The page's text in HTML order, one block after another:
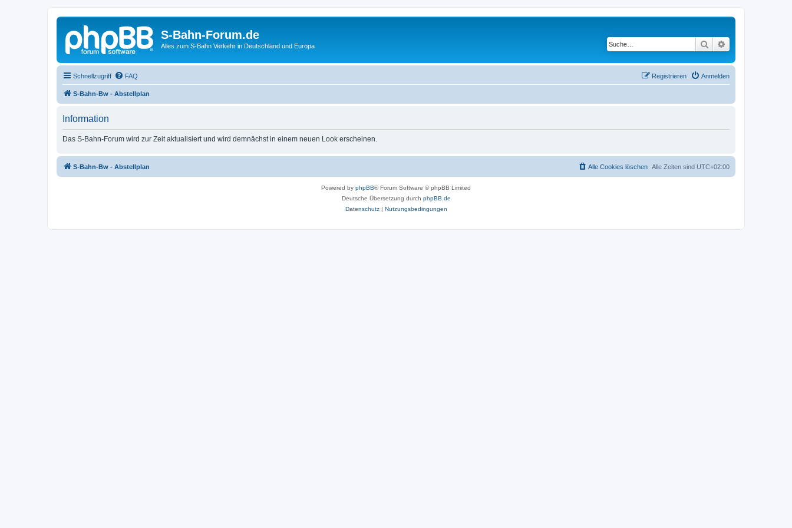
S-Bahn-Forum.de
Alles zum S-Bahn Verkehr in Deutschland und Europa Suche
Schnellzugriff FAQ Anmelden
Registrieren
S-Bahn-Bw - Abstellplan
Information
Das S-Bahn-Forum wird zur Zeit aktualisiert und wird demnächst in einem neuen Look erscheinen.
S-Bahn-Bw - Abstellplan Alle Zeiten sind UTC+02:00
Alle Cookies löschen
Powered by phpBB® Forum Software © phpBB Limited
Deutsche Übersetzung durch phpBB.de
Datenschutz| Nutzungsbedingungen